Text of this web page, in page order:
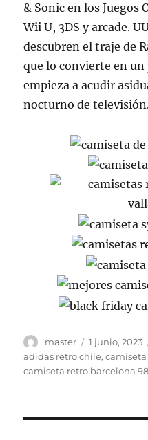
& Sonic en los Juegos
Wii U, 3DS y arcade.
descubren el traje de
que lo convierte en
empieza a acudir
nocturno de
Autor
master
Publicado
el
1 junio, 2023
adidas retro chile,
camiseta retro barcelona